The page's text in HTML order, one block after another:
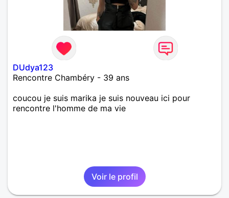
DUdya123
Rencontre Chambéry - 39 ans
coucou je suis marika je suis nouveau ici pour
rencontre l'homme de ma vie
Voir le profil